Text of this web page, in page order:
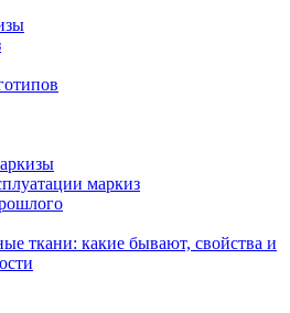
маркиз
ткани: какие бывают, свойства и